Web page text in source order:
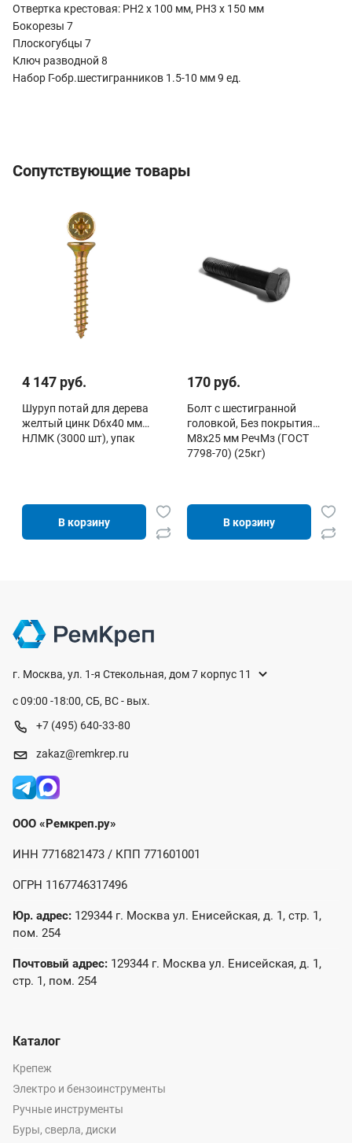
Отвертка крестовая: PH2 x 100 мм, PH3 x 150 мм
Бокорезы 7
Плоскогубцы 7
Ключ разводной 8
Набор Г-обр.шестигранников 1.5-10 мм 9 ед.
Сопутствующие товары
4 147 руб.
Шуруп потай для дерева
желтый цинк D6х40 мм
НЛМК (3000 шт), упак
В корзину
170 руб.
Болт с шестигранной
головкой, Без покрытия
М8х25 мм РечМз (ГОСТ
7798-70) (25кг)
В корзину
г. Москва, ул. 1-я Стекольная, дом 7 корпус 11
с 09:00 -18:00, СБ, ВС - вых.
+7 (495) 640-33-80
zakaz@remkrep.ru
ООО «Ремкреп.ру»
ИНН 7716821473 / КПП 771601001
ОГРН 1167746317496
Юр. адрес: 129344 г. Москва ул. Енисейская, д. 1, стр. 1,
пом. 254
Почтовый адрес: 129344 г. Москва ул. Енисейская, д. 1,
стр. 1, пом. 254
Каталог
Крепеж
Электро и бензоинструменты
Ручные инструменты
Буры, сверла, диски